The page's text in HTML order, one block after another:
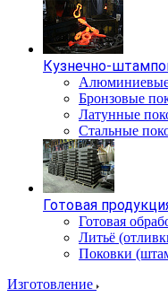
Кузнечно-
Бронзовые
Латунные
Стальные
Готовая
Готовая
Литьё
Поковки
Изготовление